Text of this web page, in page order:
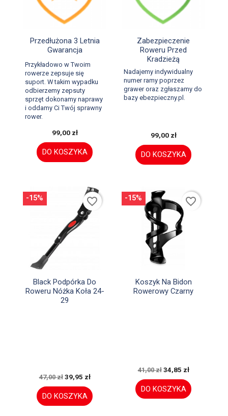
Szybki podgląd
Przedłużona 3 Letnia
Gwarancja
Przykładowo w Twoim
rowerze zepsuje się
suport. W takim wypadku
odbierzemy zepsuty
sprzęt dokonamy naprawy
i oddamy Ci Twój sprawny
rower.
99,00 zł
DO KOSZYKA
Szybki podgląd
Zabezpieczenie
Roweru Przed
Kradzieżą
Nadajemy indywidualny
numer ramy poprzez
grawer oraz zgłaszamy do
bazy ebezpieczny.pl.
99,00 zł
DO KOSZYKA
Szybki podgląd
Black Podpórka Do
Roweru Nóżka Koła 24-
29
47,00 zł 39,95 zł
DO KOSZYKA
-15% favorite_border
Szybki podgląd
Koszyk Na Bidon
Rowerowy Czarny
41,00 zł 34,85 zł
DO KOSZYKA
-15% favorite_border